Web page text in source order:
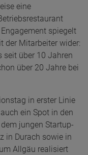
eine
spiegelt
der Mitarbeiter wider:
seit über 10 Jahren
über 20 Jahre bei
in erster Linie
ein Spot in den
jungen Startup-
in Durach sowie in
Allgäu realisiert